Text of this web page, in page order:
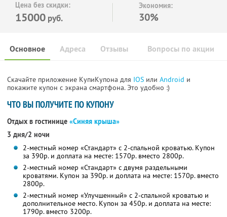
Цена без скидки:
15000 руб.
Экономия:
30%
Основное Отзывы Вопросы по акции
Адреса
Скачайте приложение КупиКупона для IOS или Android и
покажите купон с экрана смартфона. Это удобно :)
ЧТО ВЫ ПОЛУЧИТЕ ПО КУПОНУ
Отдых в гостинице «Синяя крыша»
3 дня/2 ночи
2-местный номер «Стандарт» с 2-спальной кроватью. Купон
за 390р. и доплата на месте: 1570р. вместо 2800р.
2-местный номер «Стандарт» с двумя раздельными
кроватями. Купон за 390р. и доплата на месте: 1570р. вместо
2800р.
2-местный номер «Улучшенный» с 2-спальной кроватью и
дополнительное место. Купон за 450р. и доплата на месте:
1790р. вместо 3200р.